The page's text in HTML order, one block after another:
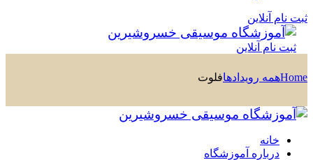
ثبت نام آنلاین
ثبت نام آنلاین
Homeهمه رویدادهافلوت
خانه
درباره آموزشگاه